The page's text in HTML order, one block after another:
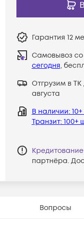
Гарантия 12
Самовывоз со
сегодня,
Отгрузим в ТК
августа
В наличии:
Транзит: 100+
партнёра.
Вопросы